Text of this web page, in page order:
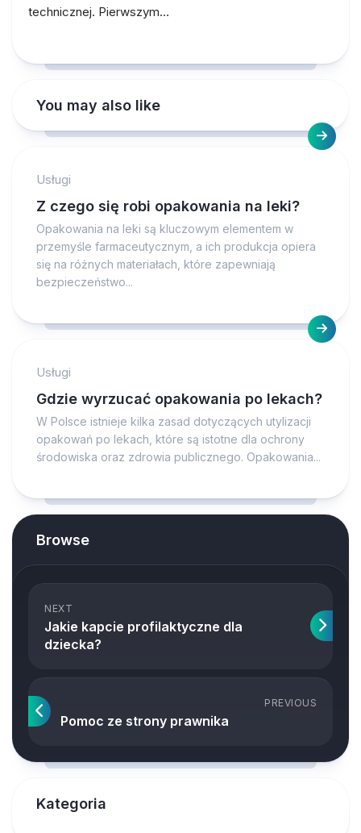
technicznej. Pierwszym…
You may also like
Usługi
Z czego się robi opakowania na leki?
Opakowania na leki są kluczowym elementem w
przemyśle farmaceutycznym, a ich produkcja opiera
się na różnych materiałach, które zapewniają
bezpieczeństwo...
Usługi
Gdzie wyrzucać opakowania po lekach?
W Polsce istnieje kilka zasad dotyczących utylizacji
opakowań po lekach, które są istotne dla ochrony
środowiska oraz zdrowia publicznego. Opakowania...
Browse
NEXT
Jakie kapcie profilaktyczne dla
dziecka?
PREVIOUS
Pomoc ze strony prawnika
Kategoria